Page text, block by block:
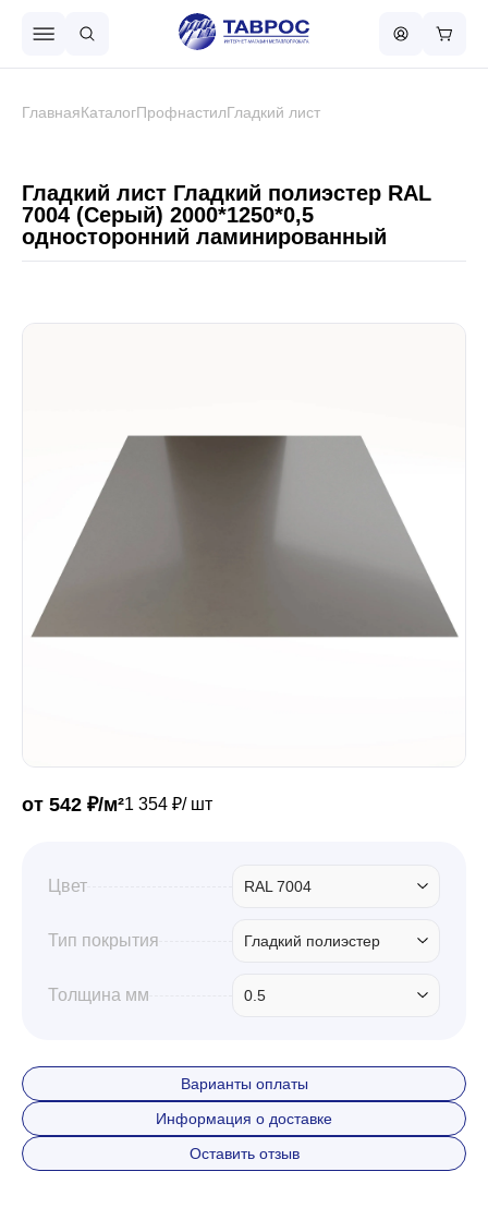
Металлочерепица
Сваи винтовые
Забор
Профили для гипсокартона
ГлавнаяКаталогПрофнастилГладкий лист
Гладкий лист Гладкий полиэстер RAL
7004 (Серый) 2000*1250*0,5
односторонний ламинированный
от 542 ₽/м²1 354 ₽/ шт
Цвет RAL 7004
Тип покрытия Гладкий полиэстер
Толщина мм 0.5
Варианты оплаты
Информация о доставке
Оставить отзыв